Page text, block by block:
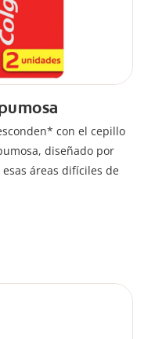
con el cepillo
diseñado por
áreas difíciles de